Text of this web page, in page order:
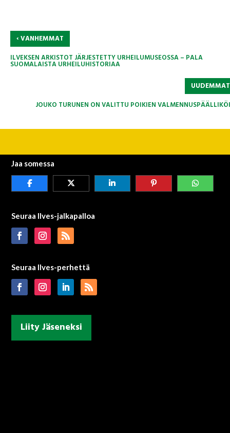
‹VANHEMMAT
ILVEKSEN ARKISTOT JÄRJESTETTY URHEILUMUSEOSSA – PALA
SUOMALAISTA URHEILUHISTORIAA
JOUKO TURUNEN ON VALITTU POIKIEN
Jaa somessa
Seuraa Ilves-jalkapalloa
Seuraa Ilves-perhettä
Liity Jäseneksi